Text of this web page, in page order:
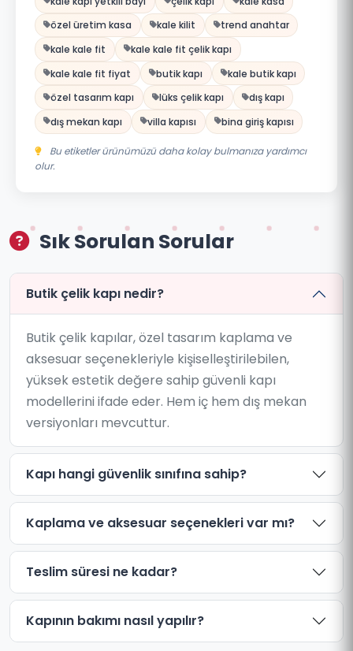
özel üretim kasa
kale kilit
trend anahtar
kale kale fit
kale kale fit çelik kapı
kale kale fit fiyat
butik kapı
kale butik kapı
özel tasarım kapı
lüks çelik kapı
dış kapı
dış mekan kapı
villa kapısı bina giriş kapısı
Bu etiketler ürünümüzü daha kolay bulmanıza yardımcı
olur.
Sık Sorulan Sorular
Butik çelik kapı nedir?
Butik çelik kapılar, özel tasarım kaplama ve
aksesuar seçenekleriyle kişiselleştirilebilen,
yüksek estetik değere sahip güvenli kapı
modellerini ifade eder. Hem iç hem dış mekan
versiyonları mevcuttur.
Kapı hangi güvenlik sınıfına sahip?
Kaplama ve aksesuar seçenekleri var mı?
Teslim süresi ne kadar?
Kapının bakımı nasıl yapılır?